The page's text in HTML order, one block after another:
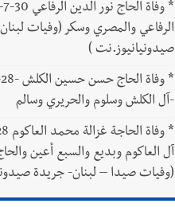
*
الرفاعي والمصري وسكر (وفيات
صيدونيانيوز.نت )
*
-آل الكلش وسلوم والحريري وسالم
*
آل العاكوم وبديع والسبع أعين
(وفيات صيدا – لبنان- جريدة